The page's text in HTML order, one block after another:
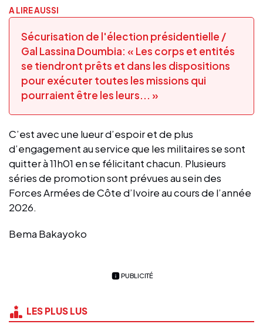
A LIRE AUSSI
Sécurisation de l'élection présidentielle /
Gal Lassina Doumbia: « Les corps et entités
se tiendront prêts et dans les dispositions
pour exécuter toutes les missions qui
pourraient être les leurs... »
C’est avec une lueur d’espoir et de plus
d’engagement au service que les militaires se sont
quitter à 11h01 en se félicitant chacun. Plusieurs
séries de promotion sont prévues au sein des
Forces Armées de Côte d’Ivoire au cours de l’année
2026.
Bema Bakayoko
PUBLICITÉ
LES PLUS LUS